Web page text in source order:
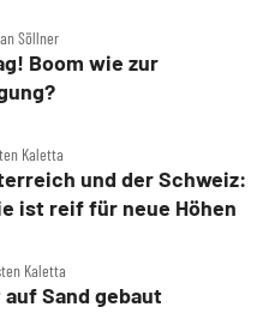
Söllner
Boom wie zur
Kaletta
und der Schweiz:
ist reif für neue Höhen
Kaletta
Sand gebaut